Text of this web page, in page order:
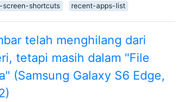
screen-shortcuts
recent-apps-list
telah menghilang dari
tetapi masih dalam "File
(Samsung Galaxy S6 Edge,